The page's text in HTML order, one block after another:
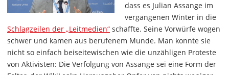
dass es Julian Assange im
vergangenen Winter in die
Schlagzeilen der „Leitmedien“ schaffte. Seine Vorwürfe wogen
schwer und kamen aus berufenem Munde. Man konnte sie
nicht so einfach beiseitewischen wie die unzähligen Proteste
von Aktivisten: Die Verfolgung von Assange sei eine Form der